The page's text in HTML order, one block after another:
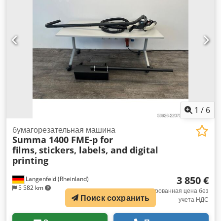
оптимизации распределения работы между двумя
режущими головками
1 / 6
Langenfeld (Rheinland)
5 582 km
бумагорезательная машина
Summa 1400 FME-p for
films, stickers, labels, and digital
printing
3 850 €
EXW Фиксированная цена без
учета НДС
Поиск сохранить